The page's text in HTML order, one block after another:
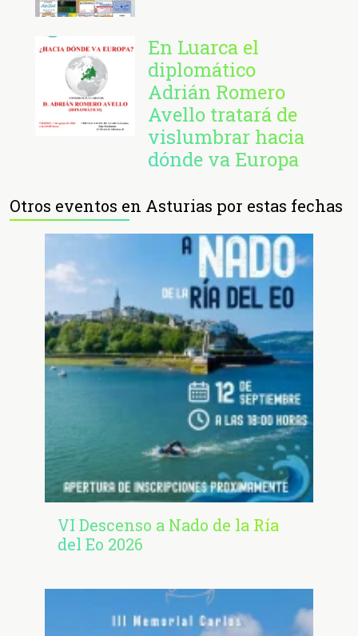
En Luarca el
diplomático
Adrián Romero
Avello tratará de
vislumbrar hacia
dónde va Europa
Otros eventos en Asturias por estas fechas
VI Descenso a Nado de la Ría
del Eo 2026